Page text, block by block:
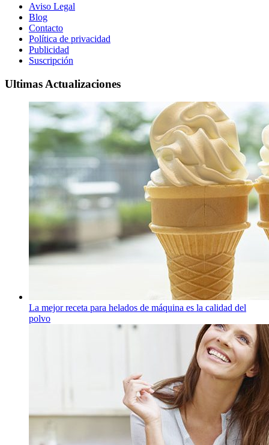
Aviso Legal
Blog
Contacto
Política de privacidad
Publicidad
Suscripción
Ultimas Actualizaciones
La mejor receta para helados de máquina es la calidad del
polvo